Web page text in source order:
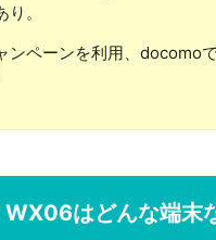
。
ンペーンを利用、
はどんな端末